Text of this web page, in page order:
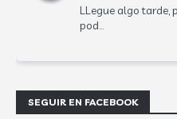
LLegue algo tarde,
pod...
SEGUIR EN FACEBOOK